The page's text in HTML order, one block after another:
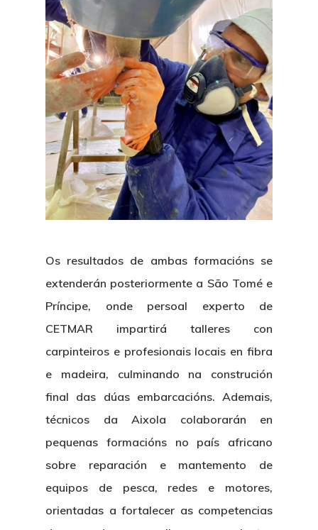
Os resultados de ambas formacións se
extenderán posteriormente a São Tomé e
Príncipe, onde persoal experto de
CETMAR impartirá talleres con
carpinteiros e profesionais locais en fibra
e madeira, culminando na construción
final das dúas embarcacións. Ademais,
técnicos da Aixola colaborarán en
pequenas formacións no país africano
sobre reparación e mantemento de
equipos de pesca, redes e motores,
orientadas a fortalecer as competencias
Nós
Organización
Directorio De Persoal
Novidades
Eventos
Novidades
Proxectos
Publicacións